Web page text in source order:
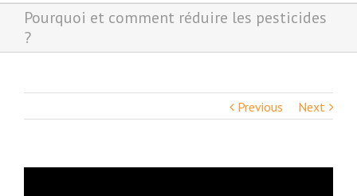
Pourquoi et comment réduire les pesticides
?
Previous Next